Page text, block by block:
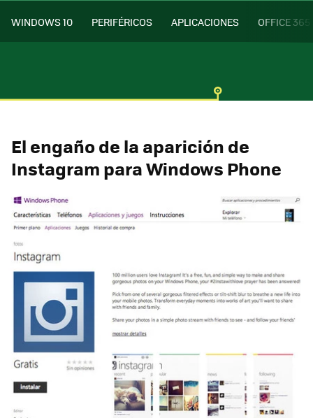
WINDOWS 10 PERIFÉRICOS APLICACIONES OFFICE 365
El engaño de la aparición de
Instagram para Windows Phone